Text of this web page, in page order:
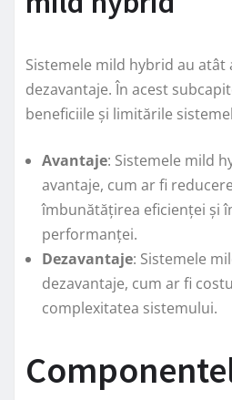
Sistemele mild hybrid au atât
dezavantaje. În acest
beneficiile și limitările
Avantaje: Sistemele mild
avantaje, cum ar fi
îmbunătățirea eficienței și
performanței.
Dezavantaje: Sistemele
dezavantaje, cum ar fi
complexitatea sistemului.